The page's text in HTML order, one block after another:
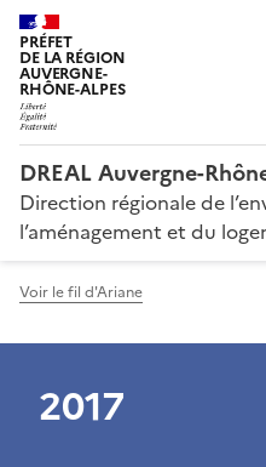
PRÉFET
DE LA RÉGION
AUVERGNE-
RHÔNE-ALPES
DREAL Auvergne-
Direction régionale de
l’aménagement et du
Voir le fil d'Ariane
2017